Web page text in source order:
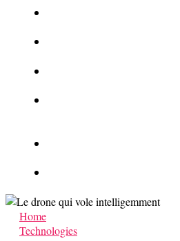
Home
Technologies